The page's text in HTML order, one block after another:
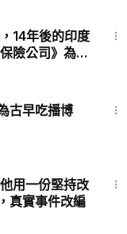
14年後的印度
險公司》為你
古早吃播博
用一份堅持改
真實事件改編